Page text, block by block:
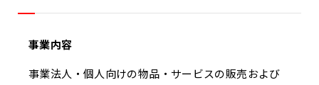
事業内容
事業法人・個人向けの物品・サービスの販売および